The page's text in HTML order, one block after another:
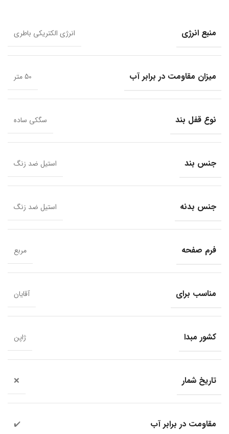
منبع انرژی انرژی الکتریکی باطری
میزان مقاومت در برابر آب 50 متر
نوع قفل بند سگکی ساده
جنس بند استیل ضد زنگ
جنس بدنه استیل ضد زنگ
فرم صفحه مربع
مناسب برای آقایان
کشور مبدا ژاپن
تاریخ شمار ❌
مقاومت در برابر آب ✔️